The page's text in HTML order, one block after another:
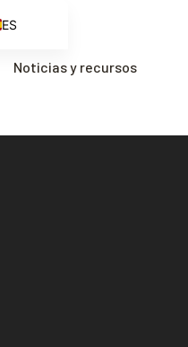
Noticias y recursos
ES